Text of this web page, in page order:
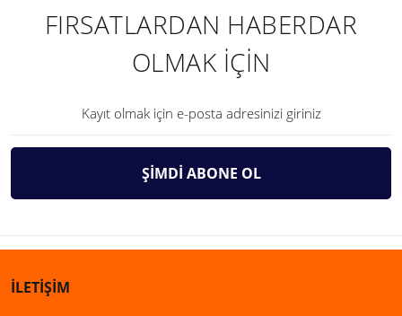
FIRSATLARDAN HABERDAR
OLMAK İÇİN
ŞİMDİ ABONE OL
İLETİŞİM